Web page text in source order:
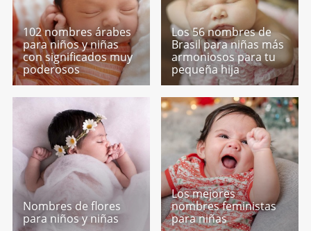
102 nombres árabes
para niños y niñas
con significados muy
poderosos
Los 56 nombres de
Brasil para niñas más
armoniosos para tu
pequeña hija
Nombres de flores
para niños y niñas
Los mejores
nombres feministas
para niñas